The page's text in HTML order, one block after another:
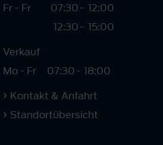
Fr - Fr
07:30
12:30
-
-
12:00
15:00
Verkauf
Mo - Fr
07:30- 18:00
Kontakt & Anfahrt
Standortübersicht